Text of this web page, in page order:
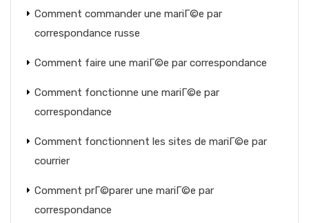
Comment commander une mariГ©e par
correspondance russe
Comment faire une mariГ©e par correspondance
Comment fonctionne une mariГ©e par
correspondance
Comment fonctionnent les sites de mariГ©e par
courrier
Comment prГ©parer une mariГ©e par
correspondance